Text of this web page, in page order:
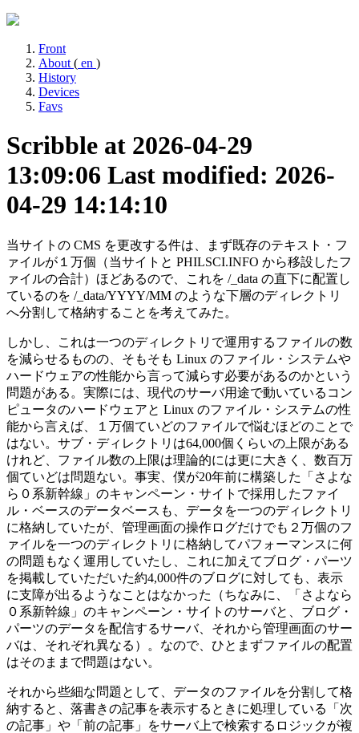
Front
About ( en )
History
Devices
Favs
Scribble at 2026-04-29
13:09:06 Last modified: 2026-
04-29 14:14:10
当サイトの CMS を更改する件は、まず既存のテキスト・フ
ァイルが１万個（当サイトと PHILSCI.INFO から移設したフ
ァイルの合計）ほどあるので、これを /_data の直下に配置し
ているのを /_data/YYYY/MM のような下層のディレクトリ
へ分割して格納することを考えてみた。
しかし、これは一つのディレクトリで運用するファイルの数
を減らせるものの、そもそも Linux のファイル・システムや
ハードウェアの性能から言って減らす必要があるのかという
問題がある。実際には、現代のサーバ用途で動いているコン
ピュータのハードウェアと Linux のファイル・システムの性
能から言えば、１万個ていどのファイルで悩むほどのことで
はない。サブ・ディレクトリは64,000個くらいの上限がある
けれど、ファイル数の上限は理論的には更に大きく、数百万
個ていどは問題ない。事実、僕が20年前に構築した「さよな
ら０系新幹線」のキャンペーン・サイトで採用したファイ
ル・ベースのデータベースも、データを一つのディレクトリ
に格納していたが、管理画面の操作ログだけでも２万個のフ
ァイルを一つのディレクトリに格納してパフォーマンスに何
の問題もなく運用していたし、これに加えてブログ・パーツ
を掲載していただいた約4,000件のブログに対しても、表示
に支障が出るようなことはなかった（ちなみに、「さよなら
０系新幹線」のキャンペーン・サイトのサーバと、ブログ・
パーツのデータを配信するサーバ、それから管理画面のサー
バは、それぞれ異なる）。なので、ひとまずファイルの配置
はそのままで問題はない。
それから些細な問題として、データのファイルを分割して格
納すると、落書きの記事を表示するときに処理している「次
の記事」や「前の記事」をサーバ上で検索するロジックが複